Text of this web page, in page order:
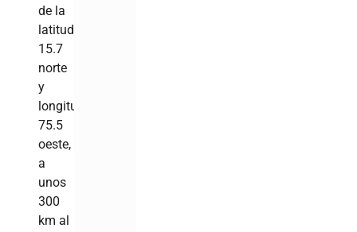
de la
latitud
15.7
norte
y
longitud
75.5
oeste,
a
unos
300
km al